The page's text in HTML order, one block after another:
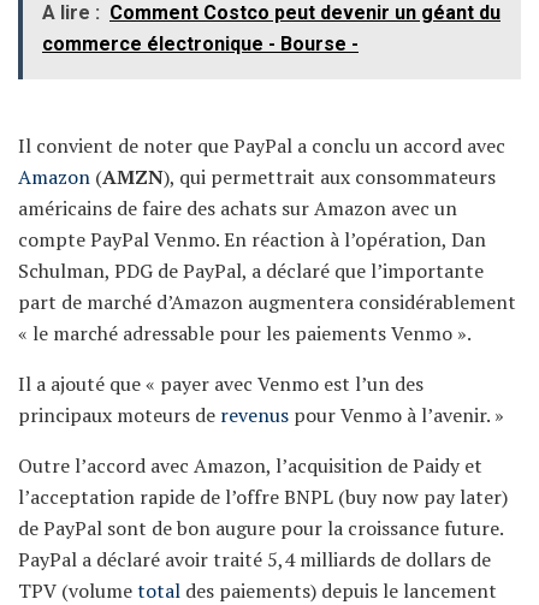
A lire : Comment Costco peut devenir un géant du
commerce électronique - Bourse -
Il convient de noter que PayPal a conclu un accord avec
Amazon (AMZN), qui permettrait aux consommateurs
américains de faire des achats sur Amazon avec un
compte PayPal Venmo. En réaction à l’opération, Dan
Schulman, PDG de PayPal, a déclaré que l’importante
part de marché d’Amazon augmentera considérablement
« le marché adressable pour les paiements Venmo ».
Il a ajouté que « payer avec Venmo est l’un des
principaux moteurs de revenus pour Venmo à l’avenir. »
Outre l’accord avec Amazon, l’acquisition de Paidy et
l’acceptation rapide de l’offre BNPL (buy now pay later)
de PayPal sont de bon augure pour la croissance future.
PayPal a déclaré avoir traité 5,4 milliards de dollars de
TPV (volumetotal des paiements) depuis le lancement